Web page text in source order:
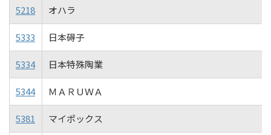
5218 オハラ
5333 日本碍子
5334 日本特殊陶業
5344 ＭＡＲＵＷＡ
5381 マイポックス